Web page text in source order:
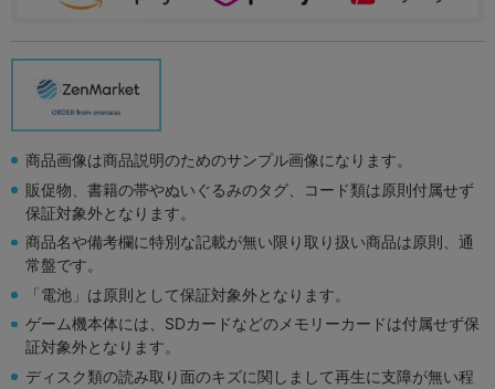
商品画像は商品説明のためのサンプル画像になります。
販促物、書籍の帯やぬいぐるみのタグ、コード類は原則付属せず
保証対象外となります。
商品名や備考欄に特別な記載が無い限り取り扱い商品は原則、通
常盤です。
「電池」は原則として保証対象外となります。
ゲーム機本体には、SDカードなどのメモリーカードは付属せず保
証対象外となります。
ディスク類の読み取り面のキズに関しまして再生に支障が無い程